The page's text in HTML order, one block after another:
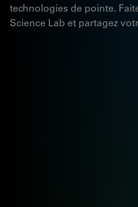
technologies de pointe.
Science Lab et partagez